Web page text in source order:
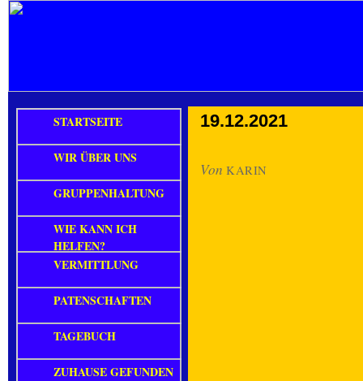
19.12.2021
Von KARIN
STARTSEITE
WIR ÜBER UNS
GRUPPENHALTUNG
WIE KANN ICH
HELFEN?
VERMITTLUNG
PATENSCHAFTEN
TAGEBUCH
ZUHAUSE GEFUNDEN